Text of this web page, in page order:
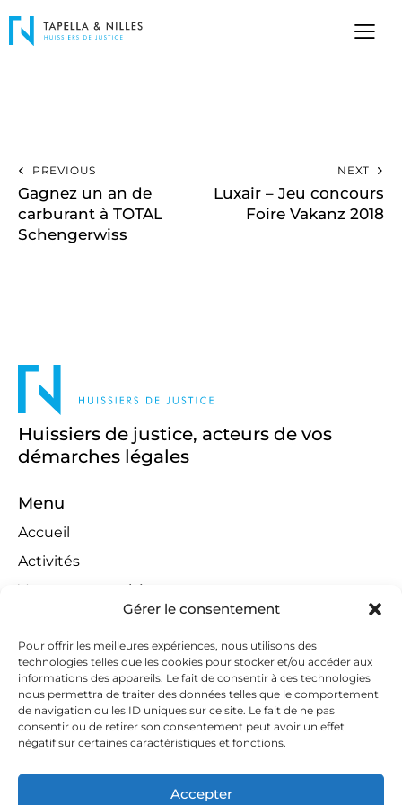
Gérer le consentement
Pour offrir les meilleures expériences, nous utilisons des
technologies telles que les cookies pour stocker et/ou accéder aux
informations des appareils. Le fait de consentir à ces technologies
nous permettra de traiter des données telles que le comportement
de navigation ou les ID uniques sur ce site. Le fait de ne pas
consentir ou de retirer son consentement peut avoir un effet
négatif sur certaines caractéristiques et fonctions.
Accepter
PREVIOUS
Gagnez un an de
carburant à TOTAL
Schengerwiss
NEXT
Luxair – Jeu concours
Foire Vakanz 2018
Huissiers de justice, acteurs de vos
démarches légales
Menu
Accueil
Activités
Ventes aux enchères
Compétences territoriales
Jeux concours
Liens
Contact
Contactez-nous